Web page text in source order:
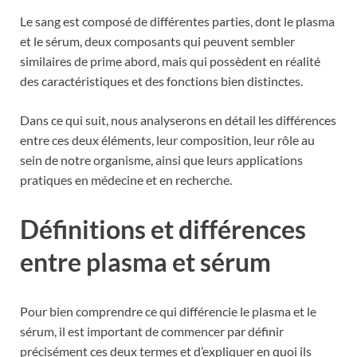
Le sang est composé de différentes parties, dont le plasma
et le sérum, deux composants qui peuvent sembler
similaires de prime abord, mais qui possèdent en réalité
des caractéristiques et des fonctions bien distinctes.
Dans ce qui suit, nous analyserons en détail les différences
entre ces deux éléments, leur composition, leur rôle au
sein de notre organisme, ainsi que leurs applications
pratiques en médecine et en recherche.
Définitions et différences
entre plasma et sérum
Pour bien comprendre ce qui différencie le plasma et le
sérum, il est important de commencer par définir
précisément ces deux termes et d’expliquer en quoi ils